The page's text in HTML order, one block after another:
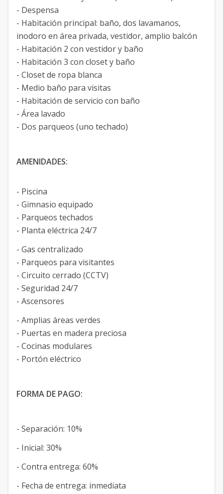
- Despensa
- Habitación principal: baño, dos lavamanos,
inodoro en área privada, vestidor, amplio balcón
- Habitación 2 con vestidor y baño
- Habitación 3 con closet y baño
- Closet de ropa blanca
- Medio baño para visitas
- Habitación de servicio con baño
- Área lavado
- Dos parqueos (uno techado)
AMENIDADES:
- Piscina
- Gimnasio equipado
- Parqueos techados
- Planta eléctrica 24/7
- Gas centralizado
- Parqueos para visitantes
- Circuito cerrado (CCTV)
- Seguridad 24/7
- Ascensores
- Amplias áreas verdes
- Puertas en madera preciosa
- Cocinas modulares
- Portón eléctrico
FORMA DE PAGO:
- Separación: 10%
- Inicial: 30%
- Contra entrega: 60%
- Fecha de entrega: inmediata